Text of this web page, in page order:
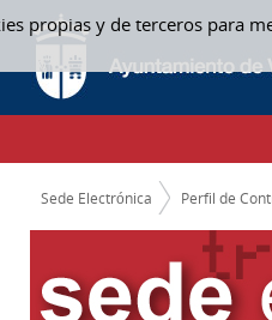
propias y de terceros para
NOVIEMBRE - ACTAS MESAS
CAMINO DE MIGAS
Sede Electrónica Perfil de